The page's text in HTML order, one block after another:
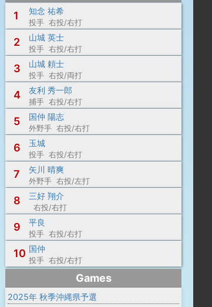
1
知念 祐希
投手 右投/右打
2 山城 英士
投手 右投/右打
3 山城 頼士
投手 右投/両打
4 友利 秀一郎
捕手 右投/右打
5 国仲 陽志
外野手 右投/右打
6 玉城
投手 右投/右打
7 矢川 晴爽
外野手 右投/左打
8 三好 翔介
右投/右打
9 平良
投手 右投/右打
10 国仲
投手 右投/右打
Games
2025年 秋季沖縄県予選